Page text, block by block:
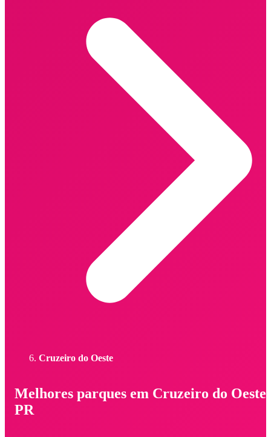
Cruzeiro do Oeste
Melhores parques em Cruzeiro do Oeste
PR